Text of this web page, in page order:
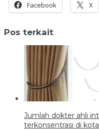
Facebook X
Pos terkait
Jumlah dokter ahli
terkonsentrasi di